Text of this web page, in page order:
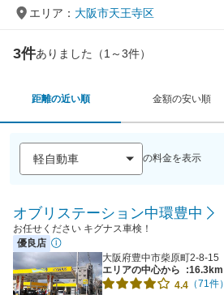
エリア： 大阪市天王寺区
3件ありました（1～3件）
距離の近い順 金額の安い順
の料金を表示
オブリステーション中環豊中
お任せください キグナス車検！
優良店
大阪府豊中市柴原町2-8-15
エリアの中心から
:16.3km
4.4 （71件）